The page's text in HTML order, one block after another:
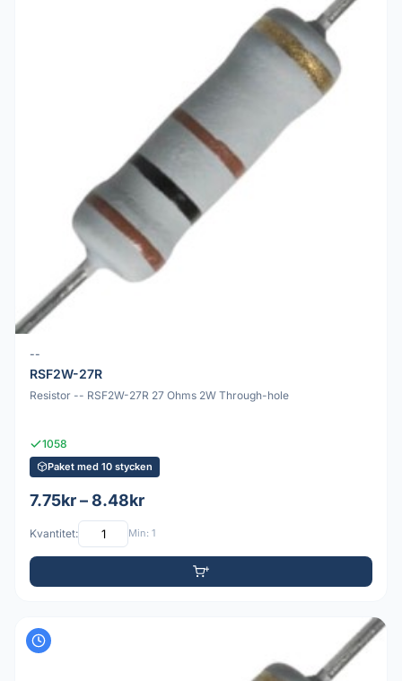
--
RSF2W-27R
Resistor -- RSF2W-27R 27 Ohms 2W Through-hole
1058
Paket med 10 stycken
7.75kr – 8.48kr
Kvantitet: Min: 1